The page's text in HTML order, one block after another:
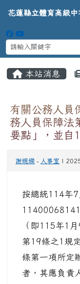
花蓮縣立體
導覽列
花蓮縣立體育高級
本站消息
有關公務人員
務人員保障法
要點」，並自
謝婉嫻 - 人事室 |
按總統114年
11400068141
（即115年1
第19條之1規
條第一項所定
者，其應負責